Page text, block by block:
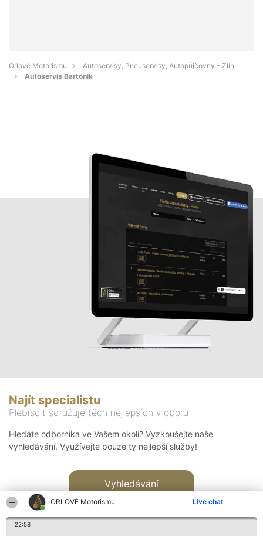
ORLOVÉ Motorismu Live chat
22:58
Orlové Motorismu
Autoservisy, Pneuservisy, Autopůjčovny - Zlín
Autoservis Bartoník
Najít specialistu
Plebiscit sdružuje těch nejlepších v oboru
Hledáte odborníka ve Vašem okolí? Vyzkoušejte naše
vyhledávání. Využívejte pouze ty nejlepší služby!
Vyhledávání